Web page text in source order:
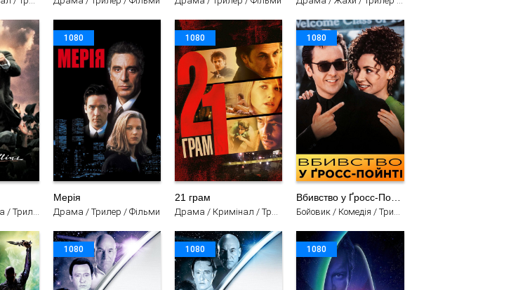
1080
Мерія
Драма / Трилер / Фільми
1080
21 грам
1080
1080 1080 1080